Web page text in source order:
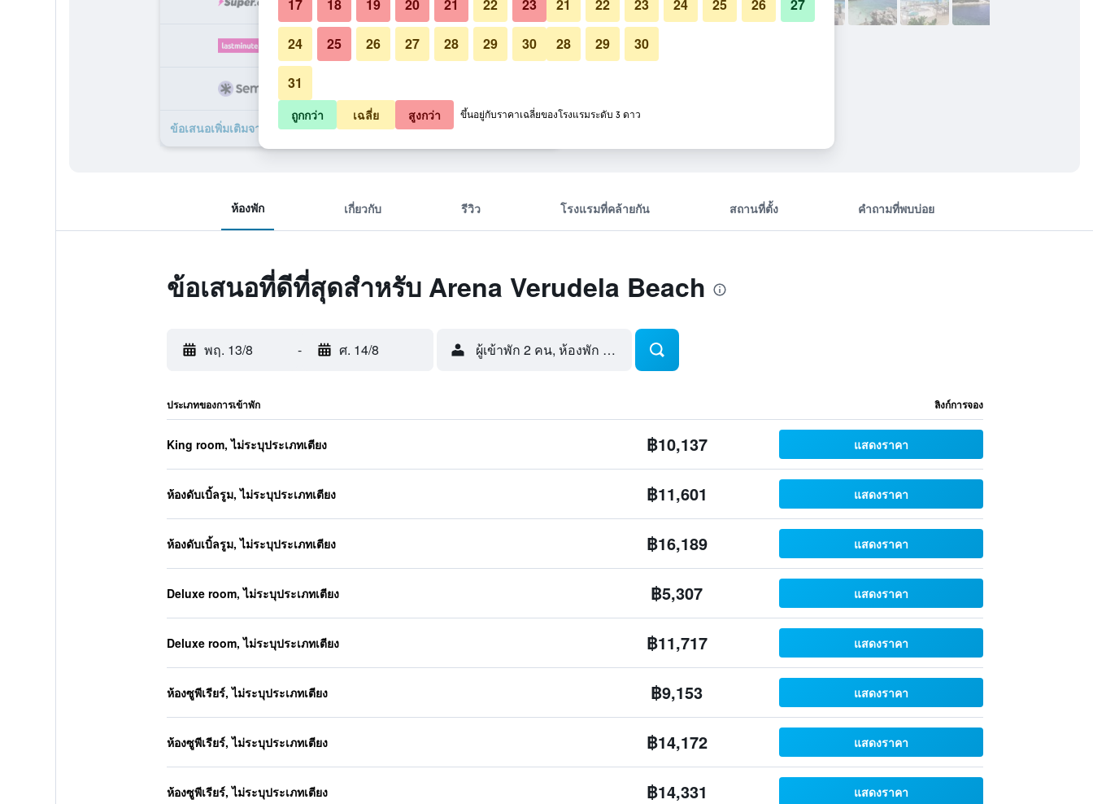
฿5,307 เช็คดีล
ข้อเสนอเพิ่มเติมจาก Arena Verudela Beach 18 รายการ
รูปภาพของ Arena Verudela Beach
ห้องพัก เกี่ยวกับ รีวิว โรงแรมที่คล้ายกัน สถานที่ตั้ง คำถามที่พบบ่อย
ข้อเสนอที่ดีที่สุดสำหรับ Arena Verudela Beach
พฤ. 13/8 - ศ. 14/8 ผู้เข้าพัก 2 คน, ห้องพัก 1 ห้อง
ประเภทของการเข้าพัก ลิงก์การจอง
King room, ไม่ระบุประเภทเตียง ฿10,137 แสดงราคา
ห้องดับเบิ้ลรูม, ไม่ระบุประเภทเตียง ฿11,601 แสดงราคา
ห้องดับเบิ้ลรูม, ไม่ระบุประเภทเตียง ฿16,189 แสดงราคา
Deluxe room, ไม่ระบุประเภทเตียง ฿5,307 แสดงราคา
Deluxe room, ไม่ระบุประเภทเตียง ฿11,717 แสดงราคา
ห้องซูพีเรียร์, ไม่ระบุประเภทเตียง ฿9,153 แสดงราคา
ห้องซูพีเรียร์, ไม่ระบุประเภทเตียง ฿14,172 แสดงราคา
ห้องซูพีเรียร์, ไม่ระบุประเภทเตียง ฿14,331 แสดงราคา
17 18 19 20 21 22 23
24 25 26 27 28 29 30
31
21 22 23 24 25 26 27
28 29 30
ถูกกว่า เฉลี่ย สูงกว่า ขึ้นอยู่กับราคาเฉลี่ยของโรงแรมระดับ 3 ดาว